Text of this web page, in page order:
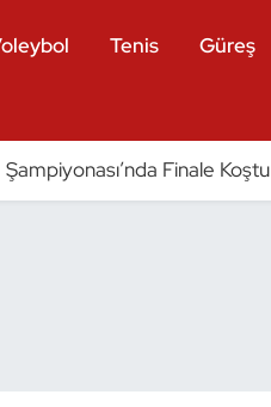
Tenis Güreş
Finale Koştu